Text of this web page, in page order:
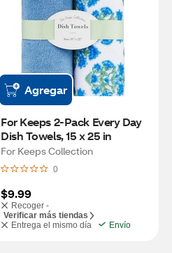
Agregar
For Keeps 2-Pack Every Day
Dish Towels, 15 x 25 in
For Keeps Collection
0
$9.99
Recoger -
Verificar más tiendas
Entrega el mismo día
Envío